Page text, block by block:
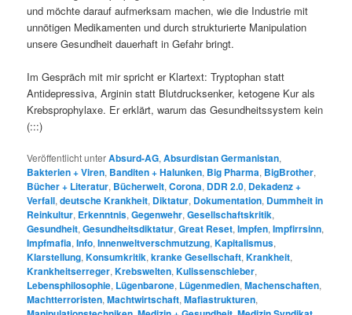
und möchte darauf aufmerksam machen, wie die Industrie mit
unnötigen Medikamenten und durch strukturierte Manipulation
unsere Gesundheit dauerhaft in Gefahr bringt.
Im Gespräch mit mir spricht er Klartext: Tryptophan statt
Antidepressiva, Arginin statt Blutdrucksenker, ketogene Kur als
Krebsprophylaxe. Er erklärt, warum das Gesundheitssystem kein
(:::)
Veröffentlicht unterAbsurd-AG,Absurdistan Germanistan,
Bakterien + Viren, Banditen + Halunken, Big Pharma, BigBrother,
Bücher + Literatur, Bücherwelt,Corona, DDR 2.0, Dekadenz +
Verfall,deutsche Krankheit, Diktatur, Dokumentation, Dummheit in
Reinkultur, Erkenntnis,Gegenwehr,Gesellschaftskritik,
Gesundheit,Gesundheitsdiktatur,Great Reset,Impfen,Impfirrsinn,
Impfmafia,Info,Innenweltverschmutzung,Kapitalismus,
Klarstellung,Konsumkritik,kranke Gesellschaft,Krankheit,
Krankheitserreger,Krebswelten,Kulissenschieber,
Lebensphilosophie, Lügenbarone, Lügenmedien,Machenschaften,
Machtterroristen,Machtwirtschaft,Mafiastrukturen,